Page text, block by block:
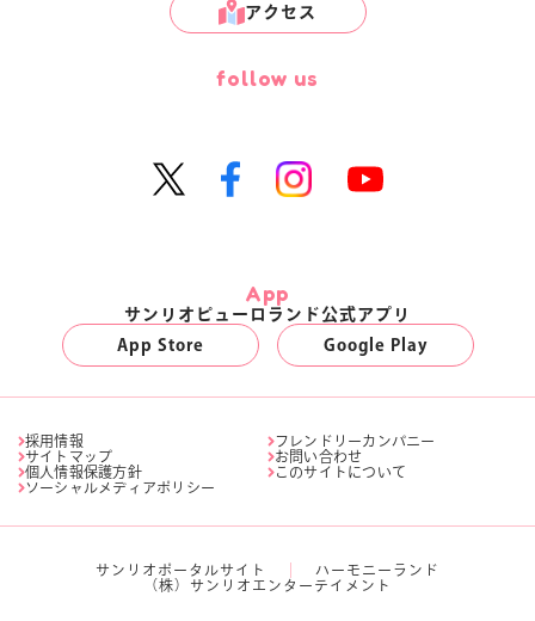
アクセス
follow us
App
サンリオピューロランド公式アプリ
App Store
Google Play
採用情報
フレンドリーカンパニー
サイトマップ
お問い合わせ
個人情報保護方針
このサイトについて
ソーシャルメディアポリシー
サンリオポータルサイト
ハーモニーランド
（株）サンリオエンターテイメント